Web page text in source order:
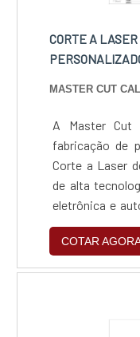
CORTE A
MASTER CUT
A Master Cut
fabricação de
Corte a Laser
de alta
eletrônica e
empresa
refletivos,
em
COTAR